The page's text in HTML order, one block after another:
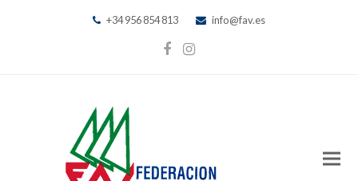
+34 956 854 813 info@fav.es
Facebook
Instagram